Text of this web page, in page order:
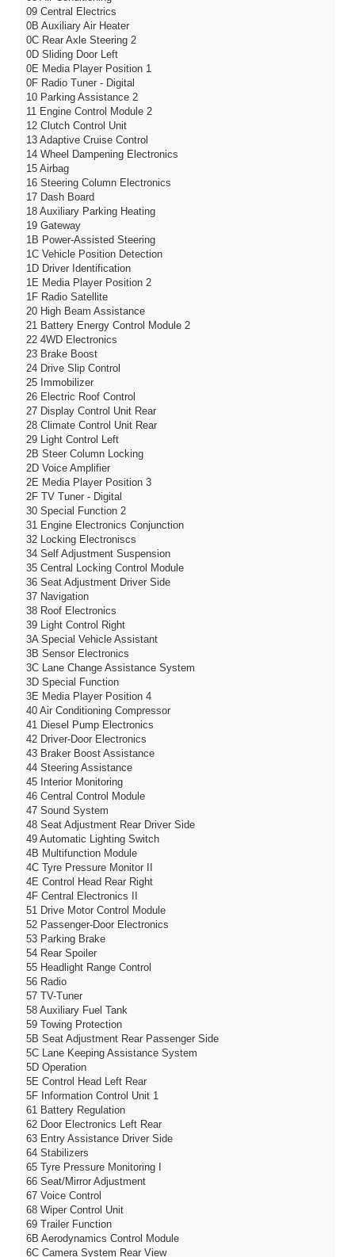
09 Central Electrics
0B Auxiliary Air Heater
0C Rear Axle Steering 2
0D Sliding Door Left
0E Media Player Position 1
0F Radio Tuner - Digital
10 Parking Assistance 2
11 Engine Control Module 2
12 Clutch Control Unit
13 Adaptive Cruise Control
14 Wheel Dampening Electronics
15 Airbag
16 Steering Column Electronics
17 Dash Board
18 Auxiliary Parking Heating
19 Gateway
1B Power-Assisted Steering
1C Vehicle Position Detection
1D Driver Identification
1E Media Player Position 2
1F Radio Satellite
20 High Beam Assistance
21 Battery Energy Control Module 2
22 4WD Electronics
23 Brake Boost
24 Drive Slip Control
25 Immobilizer
26 Electric Roof Control
27 Display Control Unit Rear
28 Climate Control Unit Rear
29 Light Control Left
2B Steer Column Locking
2D Voice Amplifier
2E Media Player Position 3
2F TV Tuner - Digital
30 Special Function 2
31 Engine Electronics Conjunction
32 Locking Electroniscs
34 Self Adjustment Suspension
35 Central Locking Control Module
36 Seat Adjustment Driver Side
37 Navigation
38 Roof Electronics
39 Light Control Right
3A Special Vehicle Assistant
3B Sensor Electronics
3C Lane Change Assistance System
3D Special Function
3E Media Player Position 4
40 Air Conditioning Compressor
41 Diesel Pump Electronics
42 Driver-Door Electronics
43 Braker Boost Assistance
44 Steering Assistance
45 Interior Monitoring
46 Central Control Module
47 Sound System
48 Seat Adjustment Rear Driver Side
49 Automatic Lighting Switch
4B Multifunction Module
4C Tyre Pressure Monitor II
4E Control Head Rear Right
4F Central Electronics II
51 Drive Motor Control Module
52 Passenger-Door Electronics
53 Parking Brake
54 Rear Spoiler
55 Headlight Range Control
56 Radio
57 TV-Tuner
58 Auxiliary Fuel Tank
59 Towing Protection
5B Seat Adjustment Rear Passenger Side
5C Lane Keeping Assistance System
5D Operation
5E Control Head Left Rear
5F Information Control Unit 1
61 Battery Regulation
62 Door Electronics Left Rear
63 Entry Assistance Driver Side
64 Stabilizers
65 Tyre Pressure Monitoring I
66 Seat/Mirror Adjustment
67 Voice Control
68 Wiper Control Unit
69 Trailer Function
6B Aerodynamics Control Module
6C Camera System Rear View